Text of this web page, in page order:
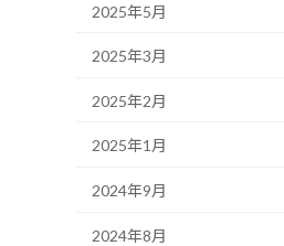
2025年5月
2025年3月
2025年2月
2025年1月
2024年9月
2024年8月